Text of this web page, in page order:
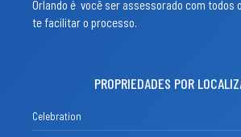
Orlando é você ser assessorado com todos
te facilitar o processo.
PROPRIEDADES POR
Celebration